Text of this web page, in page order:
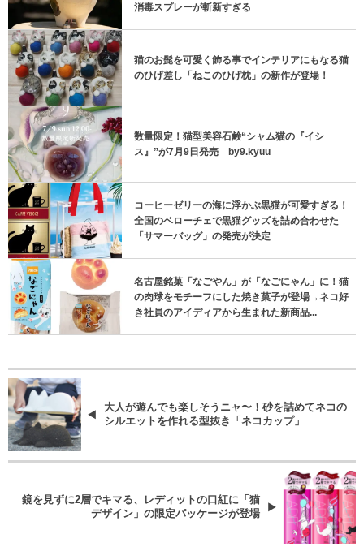
消毒スプレーが斬新すぎる
猫のお髭を可愛く飾る事でインテリアにもなる猫
のひげ差し「ねこのひげ枕」の新作が登場！
数量限定！猫型美容石鹸“シャム猫の『イシ
ス』”が7月9日発売 by9.kyuu
コーヒーゼリーの海に浮かぶ黒猫が可愛すぎる！
全国のベローチェで黒猫グッズを詰め合わせた
「サマーバッグ」の発売が決定
名古屋銘菓「なごやん」が「なごにゃん」に！猫
の肉球をモチーフにした焼き菓子が登場→ネコ好
き社員のアイディアから生まれた新商品...
大人が遊んでも楽しそうニャ〜！砂を詰めてネコの
シルエットを作れる型抜き「ネコカップ」
鏡を見ずに2層でキマる、レディットの口紅に「猫
デザイン」の限定パッケージが登場